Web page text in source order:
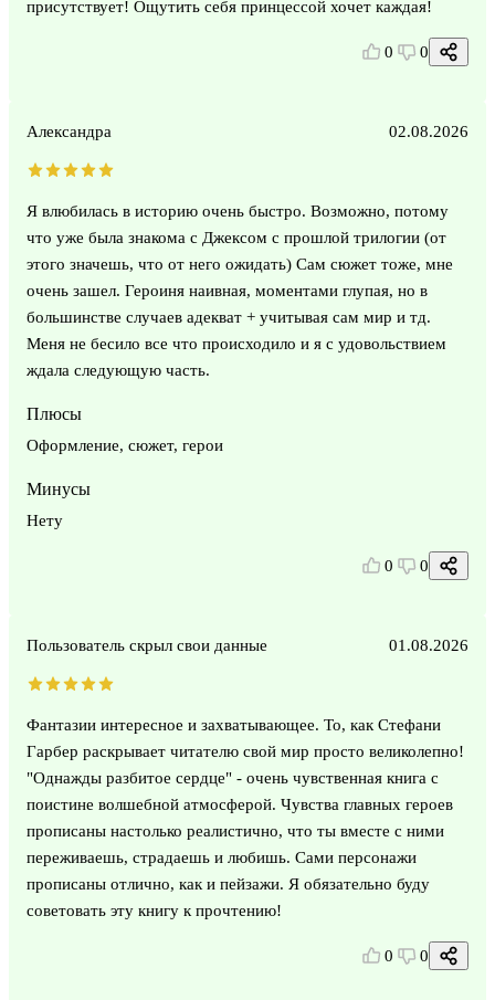
присутствует! Ощутить себя принцессой хочет каждая!
0 0
Александра 02.08.2026
Я влюбилась в историю очень быстро. Возможно, потому
что уже была знакома с Джексом с прошлой трилогии (от
этого значешь, что от него ожидать) Сам сюжет тоже, мне
очень зашел. Героиня наивная, моментами глупая, но в
большинстве случаев адекват + учитывая сам мир и тд.
Меня не бесило все что происходило и я с удовольствием
ждала следующую часть.
Плюсы
Оформление, сюжет, герои
Минусы
Нету
0 0
Пользователь скрыл свои данные 01.08.2026
Фантазии интересное и захватывающее. То, как Стефани
Гарбер раскрывает читателю свой мир просто великолепно!
"Однажды разбитое сердце" - очень чувственная книга с
поистине волшебной атмосферой. Чувства главных героев
прописаны настолько реалистично, что ты вместе с ними
переживаешь, страдаешь и любишь. Сами персонажи
прописаны отлично, как и пейзажи. Я обязательно буду
советовать эту книгу к прочтению!
0 0